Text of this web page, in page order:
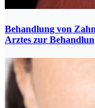
Behandlung von
Arztes zur